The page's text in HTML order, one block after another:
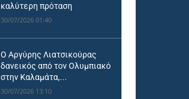
καλύτερη πρόταση
30/07/2026 01:40
Ο Αργύρης Λιατσικούρας
δανεικός από τον Ολυμπιακό
στην Καλαμάτα,...
30/07/2026 13:10